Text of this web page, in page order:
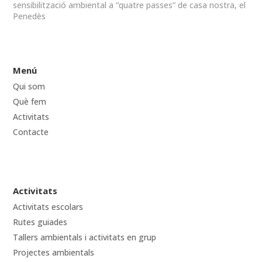
sensibilització ambiental a “quatre passes” de casa nostra, el
Penedès
Menú
Qui som
Què fem
Activitats
Contacte
Activitats
Activitats escolars
Rutes guiades
Tallers ambientals i activitats en grup
Projectes ambientals